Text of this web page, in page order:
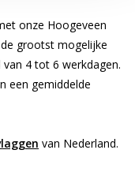
onze Hoogeveen
grootst mogelijke
4 tot 6 werkdagen.
een gemiddelde
van Nederland.